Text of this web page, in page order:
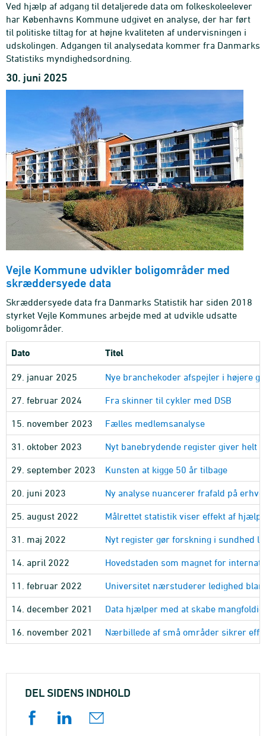
Ved hjælp af adgang til detaljerede data om folkeskoleelever
har Københavns Kommune udgivet en analyse, der har ført
til politiske tiltag for at højne kvaliteten af undervisningen i
udskolingen. Adgangen til analysedata kommer fra Danmarks
Statistiks myndighedsordning.
30. juni 2025
Vejle Kommune udvikler boligområder med
skræddersyede data
Skræddersyede data fra Danmarks Statistik har siden 2018
styrket Vejle Kommunes arbejde med at udvikle udsatte
boligområder.
Dato Titel
29. januar 2025 Nye branchekoder afspejler i højere
27. februar 2024 Fra skinner til cykler med DSB
15. november 2023 Fælles medlemsanalyse
31. oktober 2023 Nyt banebrydende register giver helt
29. september 2023 Kunsten at kigge 50 år tilbage
20. juni 2023 Ny analyse nuancerer frafald på
25. august 2022 Målrettet statistik viser effekt af
31. maj 2022 Nyt register gør forskning i sundhed
14. april 2022 Hovedstaden som magnet for
11. februar 2022 Universitet nærstuderer ledighed
14. december 2021 Data hjælper med at skabe
16. november 2021 Nærbillede af små områder sikrer
DEL SIDENS INDHOLD